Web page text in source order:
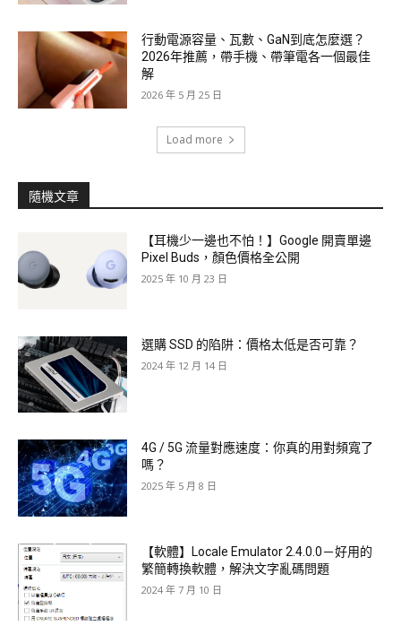
行動電源容量、瓦數、GaN到底怎麼選？
2026年推薦，帶手機、帶筆電各一個最佳
解
2026 年 5 月 25 日
Load more
隨機文章
【耳機少一邊也不怕！】Google 開賣單邊
Pixel Buds，顏色價格全公開
2025 年 10 月 23 日
選購 SSD 的陷阱：價格太低是否可靠？
2024 年 12 月 14 日
4G / 5G 流量對應速度：你真的用對頻寬了
嗎？
2025 年 5 月 8 日
【軟體】Locale Emulator 2.4.0.0－好用的
繁簡轉換軟體，解決文字亂碼問題
2024 年 7 月 10 日